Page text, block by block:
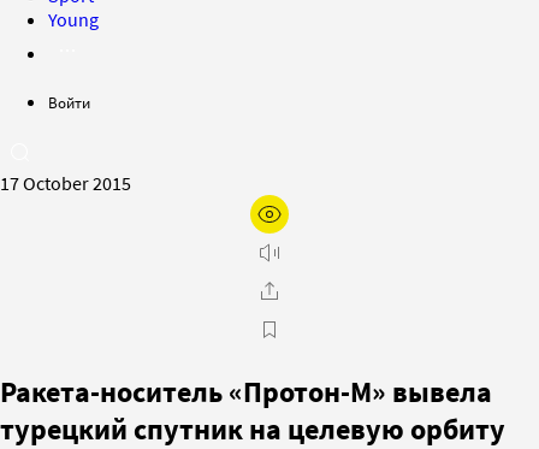
Young
Войти
17 October 2015
Ракета-носитель «Протон-М» вывела
турецкий спутник на целевую орбиту